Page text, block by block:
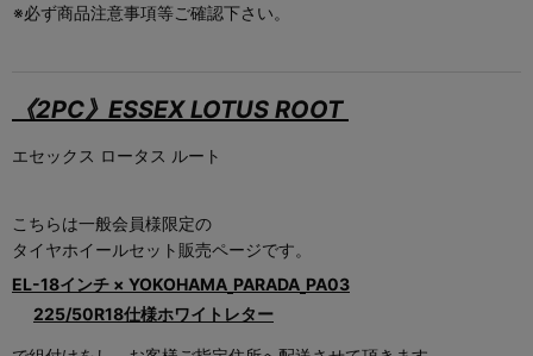
※必ず商品注意事項等ご確認下さい。
《2PC》ESSEX LOTUS ROOT
エセックス ロータス ルート
こちらは一般会員様限定の
タイヤホイールセット販売ページです。
EL-18インチ × YOKOHAMA PARADA PA03
225/50R18仕様ホワイトレター